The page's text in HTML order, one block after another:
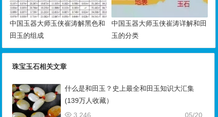
中国玉器大师玉侠崔涛解黑色和
田玉的组成
中国玉器大师玉侠崔涛详解和田
玉的分类
珠宝玉石相关文章
什么是和田玉？史上最全和田玉知识大汇集
(139万人收藏）
05/20
3,246